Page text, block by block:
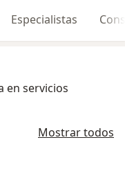
Especialistas
en servicios
Mostrar todos